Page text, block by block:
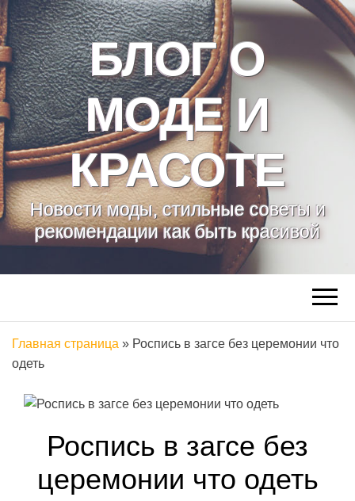
БЛОГ О
МОДЕ И
КРАСОТЕ
Новости моды, стильные советы и
рекомендации как быть красивой
Главная страница » Роспись в загсе без церемонии что
одеть
Роспись в загсе без
церемонии что одеть